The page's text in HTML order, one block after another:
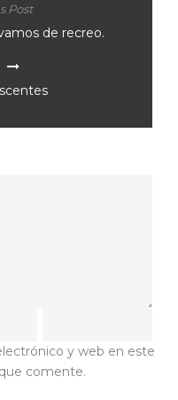
Post
de recreo.
y web en este
comente.